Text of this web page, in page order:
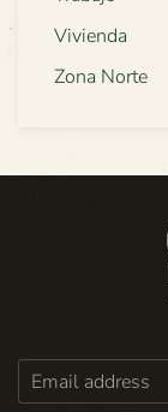
Vivienda
Zona Norte